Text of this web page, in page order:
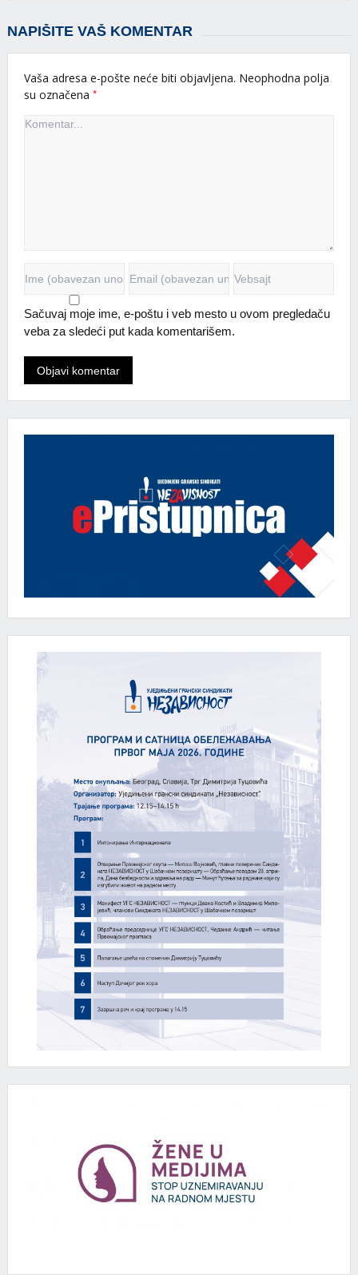
NAPIŠITE VAŠ KOMENTAR
Vaša adresa e-pošte neće biti objavljena. Neophodna polja
su označena *
Sačuvaj moje ime, e-poštu i veb mesto u ovom pregledaču
veba za sledeći put kada komentarišem.